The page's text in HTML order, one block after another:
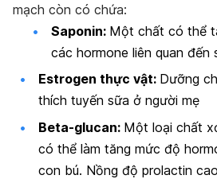
mạch còn có chứa:
Saponin: Một chất có thể
các hormone liên quan đến
Estrogen thực vật: Dưỡng
thích tuyến sữa ở người mẹ
Beta-glucan: Một loại chất
có thể làm tăng mức độ
con bú. Nồng độ prolactin